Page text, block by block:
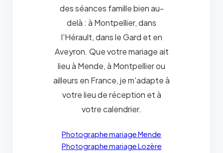
des séances famille bien au-
delà : à Montpellier, dans
l'Hérault, dans le Gard et en
Aveyron. Que votre mariage ait
lieu à Mende, à Montpellier ou
ailleurs en France, je m'adapte à
votre lieu de réception et à
votre calendrier.
Photographe mariage Mende
Photographe mariage Lozère